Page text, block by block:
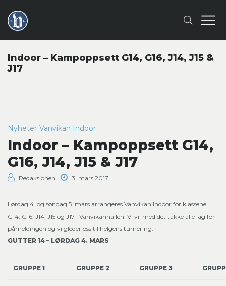
Indoor – Kampoppsett G14, G16, J14, J15 &
J17
Nyheter Vanvikan Indoor
Indoor – Kampoppsett G14,
G16, J14, J15 & J17
Redaksjonen 3. mars 2017
Lørdag 4. og søndag 5. mars arrangeres Vanvikan Indoor for klassene
G14, G16, J14, J15 og J17 i Vanvikanhallen. Vi vil med det takke alle lag for
påmeldingen og vi gleder oss til helgens turnering.
GUTTER 14 – LØRDAG 4. MARS
GRUPPE 1 GRUPPE 2 GRUPPE 3